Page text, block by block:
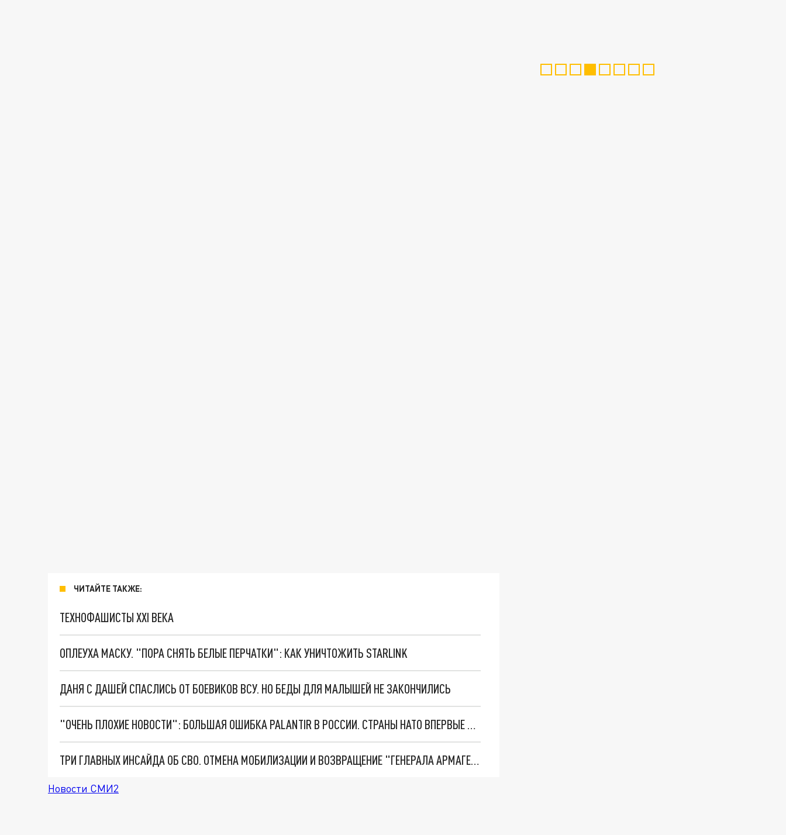
ЧИТАЙТЕ ТАКЖЕ:
ТЕХНОФАШИСТЫ XXI ВЕКА
ОПЛЕУХА МАСКУ. "ПОРА СНЯТЬ БЕЛЫЕ ПЕРЧАТКИ": КАК УНИЧТОЖИТЬ STARLINK
ДАНЯ С ДАШЕЙ СПАСЛИСЬ ОТ БОЕВИКОВ ВСУ. НО БЕДЫ ДЛЯ МАЛЫШЕЙ НЕ ЗАКОНЧИЛИСЬ
"ОЧЕНЬ ПЛОХИЕ НОВОСТИ": БОЛЬШАЯ ОШИБКА PALANTIR В РОССИИ. СТРАНЫ НАТО ВПЕРВЫЕ ЗА СВО ОСТАНОВИЛИ ПОСТАВКИ ОРУЖИЯ. ВСУ ТЕРЯЮТ ПРИГРАНИЧЬЕ?
ТРИ ГЛАВНЫХ ИНСАЙДА ОБ СВО. ОТМЕНА МОБИЛИЗАЦИИ И ВОЗВРАЩЕНИЕ "ГЕНЕРАЛА АРМАГЕДДОНА"? ОТЛИЧНЫЕ НОВОСТИ, КОТОРЫЕ ЖДАЛИ ВСЕ
Новости СМИ2